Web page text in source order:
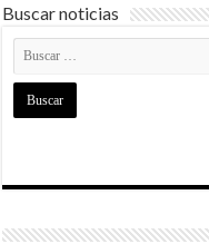
Buscar noticias